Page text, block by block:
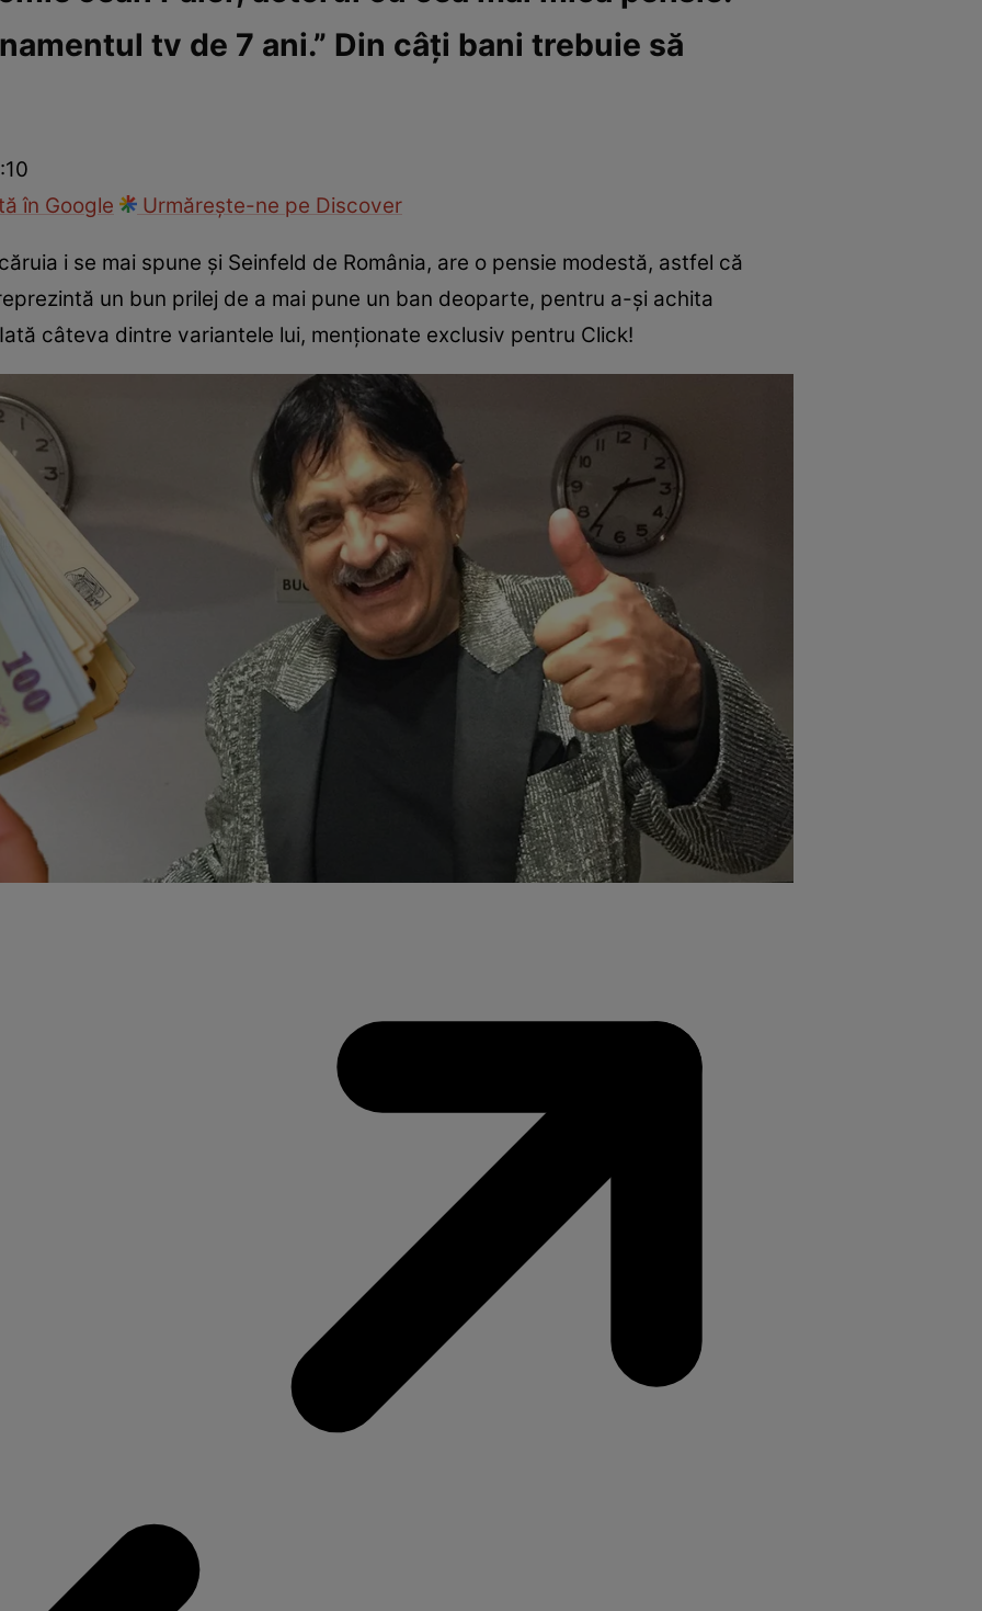
Paparazzii Click!tv de 7 ani.” Din câți bani trebuie să
în Google
Urmărește-ne pe Discover
i se mai spune și Seinfeld de România, are o pensie modestă, astfel că
un bun prilej de a mai pune un ban deoparte, pentru a-și achita
câteva dintre variantele lui, menționate exclusiv pentru Click!